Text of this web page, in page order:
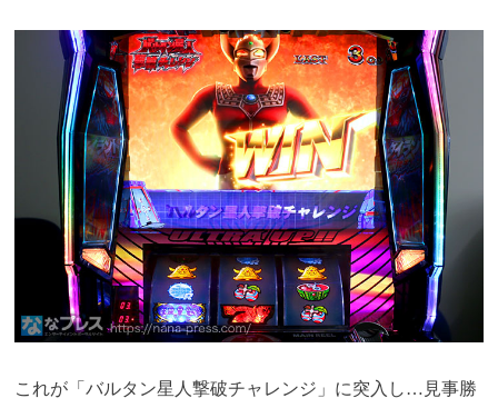
これが「バルタン星人撃破チャレンジ」に突入し…見事勝